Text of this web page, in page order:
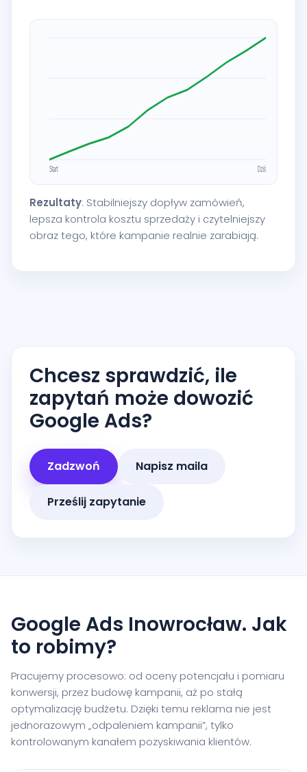
Rezultaty: Stabilniejszy dopływ zamówień,
lepsza kontrola kosztu sprzedaży i czytelniejszy
obraz tego, które kampanie realnie zarabiają.
Chcesz sprawdzić, ile
zapytań może dowozić
Google Ads?
Zadzwoń Napisz maila
Prześlij zapytanie
Google Ads Inowrocław. Jak
to robimy?
Pracujemy procesowo: od oceny potencjału i pomiaru
konwersji, przez budowę kampanii, aż po stałą
optymalizację budżetu. Dzięki temu reklama nie jest
jednorazowym „odpaleniem kampanii”, tylko
kontrolowanym kanałem pozyskiwania klientów.